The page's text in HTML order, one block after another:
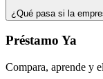
¿Qué pasa si la
Préstamo Ya
Compara, aprende y